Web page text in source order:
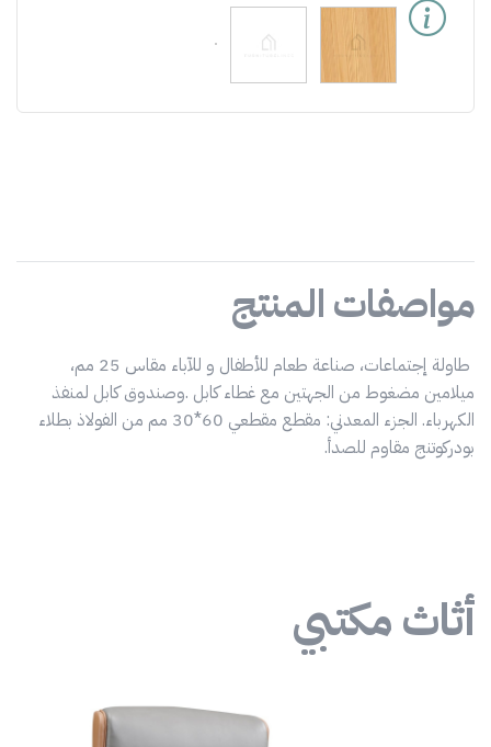
مواصفات المنتج
طاولة إجتماعات، صناعة طعام للأطفال و للآباء مقاس 25 مم،
ميلامين مضغوط من الجهتين مع غطاء كابل .وصندوق كابل لمنفذ
الكهرباء. الجزء المعدني: مقطع مقطعي 60*30 مم من الفولاذ بطلاء
بودركوتنج مقاوم للصدأ.
أثاث مكتبي